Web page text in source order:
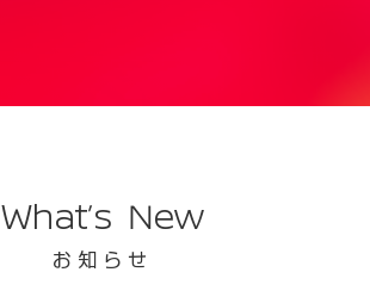
What’s New
お知らせ